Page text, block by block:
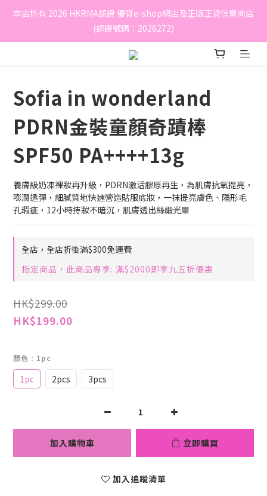
本店持有 2026 HKRMA認證 優質e-shop網店及正版正貨信譽商店
(認證號碼：2026272)
Sofia in wonderland
PDRN金裝童顏奇蹟棒
SPF50 PA++++13g
養膚級奶凍裸妝再升級，PDRN激活膠原再生，為肌膚抗氧提亮，
嘭潤透彈，細膩質地快速營造貼服底妝，一抹提亮膚色、隱形毛
孔瑕疵，12小時持妝不暗沉，肌膚透出絲緞光暈
全店，全店折後滿$300免運費
指定商品，此商品專享: 滿$2000即享九五折優惠
HK$299.00
HK$199.00
顏色 : 1pc
1pc 2pcs 3pcs
加入購物車 立即購買
加入追蹤清單